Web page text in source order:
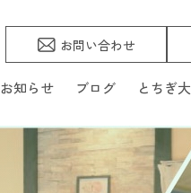
お問い合わせ
お知らせ ブログ とちぎ